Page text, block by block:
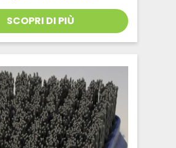
SCOPRI DI PIÙ